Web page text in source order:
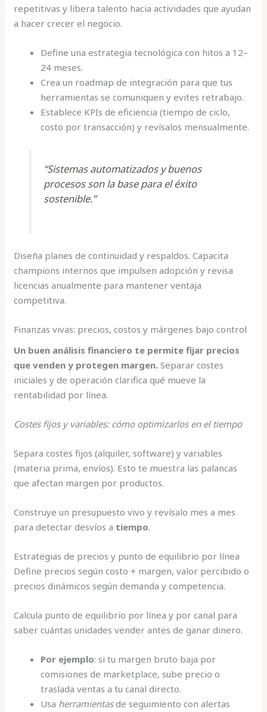
repetitivas y libera talento hacia actividades que ayudan
a hacer crecer el negocio.
Define una estrategia tecnológica con hitos a 12–
24 meses.
Crea un roadmap de integración para que tus
herramientas se comuniquen y evites retrabajo.
Establece KPIs de eficiencia (tiempo de ciclo,
costo por transacción) y revísalos mensualmente.
“Sistemas automatizados y buenos
procesos son la base para el éxito
sostenible.”
Diseña planes de continuidad y respaldos. Capacita
champions internos que impulsen adopción y revisa
licencias anualmente para mantener ventaja
competitiva.
Finanzas vivas: precios, costos y márgenes bajo control
Un buen análisis financiero te permite fijar precios
que venden y protegen margen. Separar costes
iniciales y de operación clarifica qué mueve la
rentabilidad por línea.
Costes fijos y variables: cómo optimizarlos en el tiempo
Separa costes fijos (alquiler, software) y variables
(materia prima, envíos). Esto te muestra las palancas
que afectan margen por productos.
Construye un presupuesto vivo y revísalo mes a mes
para detectar desvíos a tiempo.
Estrategias de precios y punto de equilibrio por línea
Define precios según costo + margen, valor percibido o
precios dinámicos según demanda y competencia.
Calcula punto de equilibrio por línea y por canal para
saber cuántas unidades vender antes de ganar dinero.
Por ejemplo: si tu margen bruto baja por
comisiones de marketplace, sube precio o
traslada ventas a tu canal directo.
Usa herramientasde seguimiento con alertas